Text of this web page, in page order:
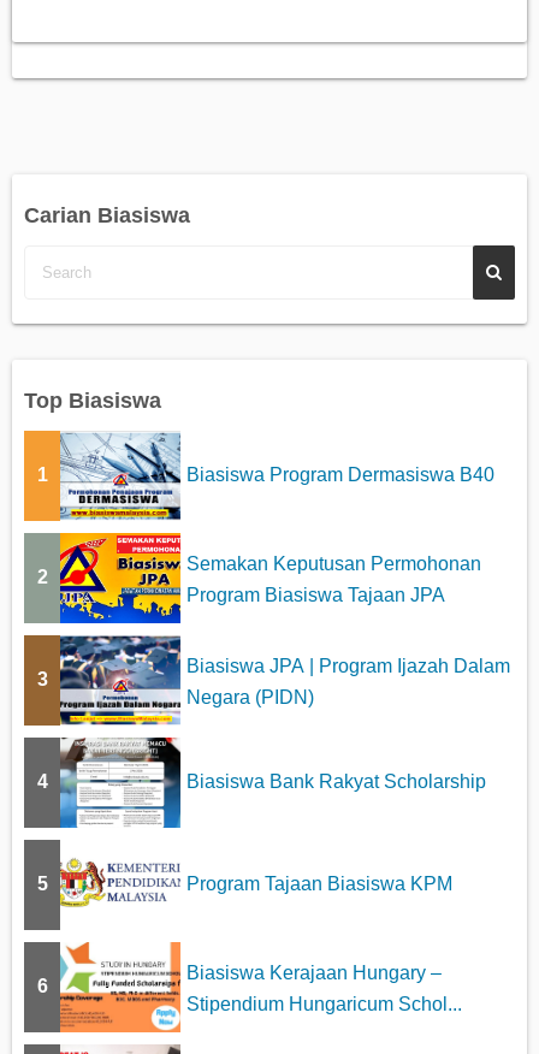
Carian Biasiswa
Top Biasiswa
1 Biasiswa Program Dermasiswa B40
2
Semakan Keputusan Permohonan
Program Biasiswa Tajaan JPA
3
Biasiswa JPA | Program Ijazah Dalam
Negara (PIDN)
4 Biasiswa Bank Rakyat Scholarship
5 Program Tajaan Biasiswa KPM
6
Biasiswa Kerajaan Hungary –
Stipendium Hungaricum Schol...